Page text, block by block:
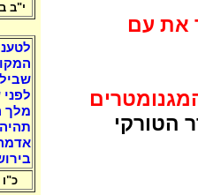
את עם
הטורקי
י"ב
מלך
כ"ו